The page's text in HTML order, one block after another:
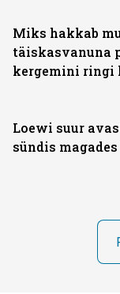
Miks hakkab
täiskasvanuna
kergemini ringi
Loewi suur
sündis magades